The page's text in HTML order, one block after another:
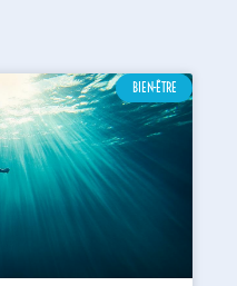
BIEN-ÊTRE